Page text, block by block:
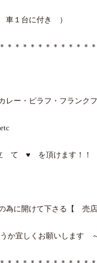
１台に付き ）
＊＊＊＊＊＊＊＊＊＊＊
ー・ピラフ・フランクフ
頂けます！！
に開けて下さる【 売
宜しくお願いします